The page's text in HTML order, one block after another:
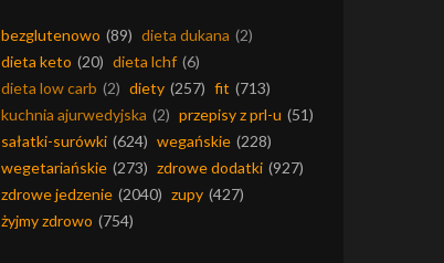
bezglutenowo (89) dieta dukana (2)
dieta keto (20) dieta lchf (6)
dieta low carb (2) diety (257) fit (713)
kuchnia ajurwedyjska (2) przepisy z prl-u (51)
sałatki-surówki (624) wegańskie (228)
wegetariańskie (273) zdrowe dodatki (927)
zdrowe jedzenie (2040) zupy (427)
żyjmy zdrowo (754)